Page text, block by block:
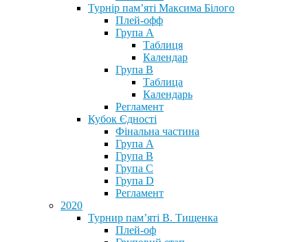
Турнір пам’яті Максима Білого
Плей-офф
Група А
Таблиця
Календар
Група В
Таблица
Календарь
Регламент
Кубок Єдності
Фінальна частина
Група А
Група В
Група С
Група D
Регламент
2020
Турнир пам’яті В. Тищенка
Плей-оф